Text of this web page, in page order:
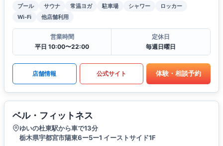
プール サウナ 常温ヨガ 駐車場 シャワー
ロッカー
Wi-Fi
他店舗利用
営業時間
平日 10:00〜22:00
定休日
毎週日曜日
店舗情報 公式サイト 体験・相談予約
ベル・フィットネス
ゆいの杜東駅から車で13分
栃木県宇都宮市陽東6ー5ー1 イーストサイド1F